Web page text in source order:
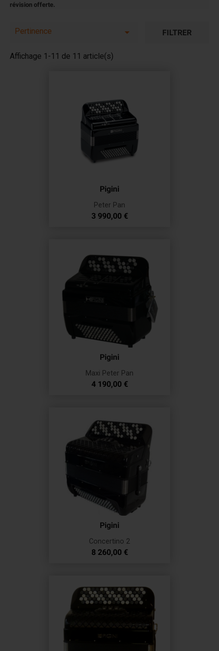
révision offerte.
Pertinence  FILTRER
Affichage 1-11 de 11 article(s)
Pigini
Peter Pan
Prix
3 990,00 €
Pigini
Maxi Peter Pan
Prix
4 190,00 €
Pigini
Concertino 2
Prix
8 260,00 €